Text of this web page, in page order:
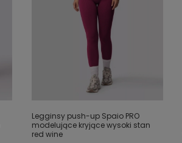
Legginsy push-up Spaio PRO
modelujące kryjące wysoki stan
red wine